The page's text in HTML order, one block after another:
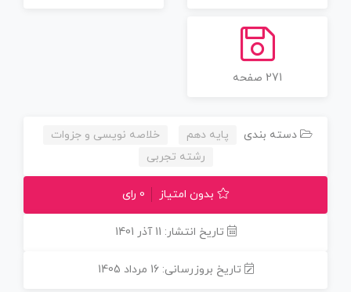
271 صفحه
دسته بندی پایه دهم
خلاصه نویسی و جزوات
رشته تجربی
بدون امتیاز 0 رای
تاریخ انتشار: 11 آذر 1401
تاریخ بروزرسانی: 16 مرداد 1405